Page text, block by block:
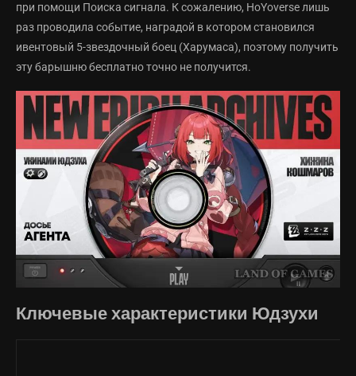
при помощи Поиска сигнала. К сожалению, HoYoverse лишь
раз проводила событие, наградой в котором становился
ивентовый 5-звездочный боец (Харумаса), поэтому получить
эту барышню бесплатно точно не получится.
Ключевые характеристики Юдзухи